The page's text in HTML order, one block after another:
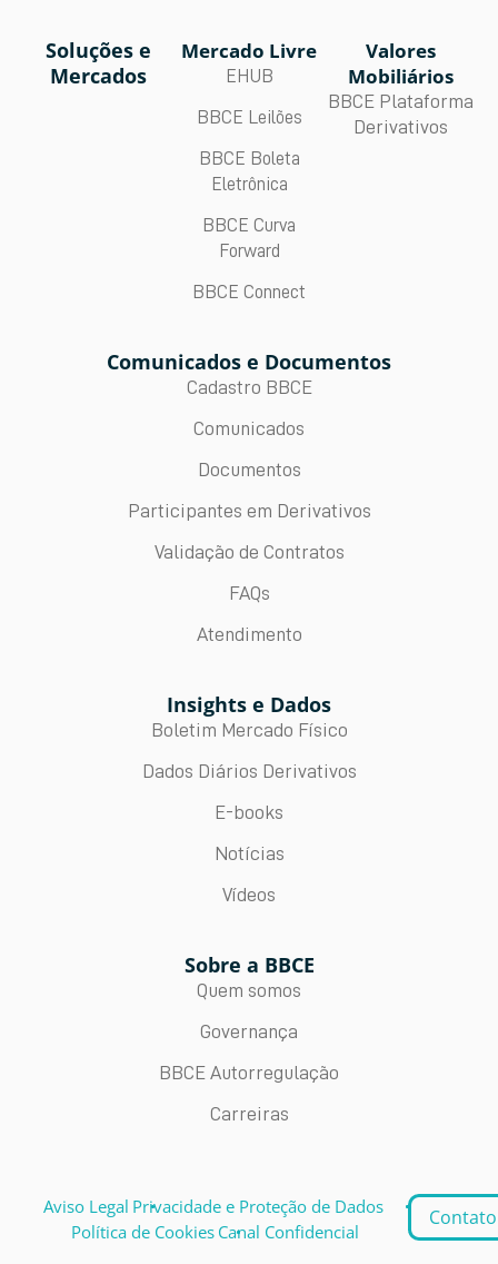
Soluções e
Mercados
Mercado Livre
EHUB
BBCE Leilões
BBCE Boleta
Eletrônica
BBCE Curva
Forward
BBCE Connect
Valores
Mobiliários
BBCE Plataforma
Derivativos
Comunicados e Documentos
Cadastro BBCE
Comunicados
Documentos
Participantes em Derivativos
Validação de Contratos
FAQs
Atendimento
Insights e Dados
Boletim Mercado Físico
Dados Diários Derivativos
E-books
Notícias
Vídeos
Sobre a BBCE
Quem somos
Governança
BBCE Autorregulação
Carreiras
Aviso Legal Privacidade e Proteção de Dados
Política de Cookies Canal Confidencial
Contato